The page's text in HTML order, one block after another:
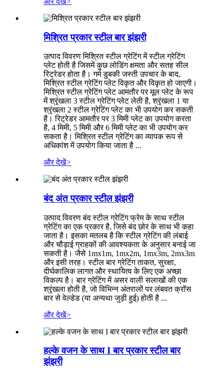
मिश्रित प्रकार स्टील बार झंझरी
उत्पाद विवरण मिश्रित स्टील ग्रेटिंग में स्टील ग्रेटिंग
प्लेट होती है जिसमें कुछ लोडिंग क्षमता और सतह सील
रिट्रेडर होता है। गर्म डुबकी जस्ती उपचार के बाद,
मिश्रित स्टील ग्रेटिंग प्लेट विकृत और विकृत हो जाएगी।
मिश्रित स्टील ग्रेटिंग प्लेट आमतौर पर मूल प्लेट के रूप
में श्रृंखला 3 स्टील ग्रेटिंग प्लेट लेती है, श्रृंखला 1 या
श्रृंखला 2 स्टील ग्रेटिंग प्लेट का भी उपयोग कर सकती
है। रिट्रेडर आमतौर पर 3 मिमी प्लेट का उपयोग करता
है, 4 मिमी, 5 मिमी और 6 मिमी प्लेट का भी उपयोग कर
सकता है। मिश्रित स्टील ग्रेटिंग का व्यापक रूप से
अधिकांश में उपयोग किया जाता है ...
और देखें>
बंद अंत प्रकार स्टील झंझरी
उत्पाद विवरण बंद स्टील ग्रेटिंग फ्रेम के साथ स्टील
ग्रेटिंग का एक प्रकार है, जिसे बंद छोर के साथ भी कहा
जाता है। इसका मतलब है कि स्टील ग्रेटिंग की लंबाई
और चौड़ाई ग्राहकों की आवश्यकता के अनुसार बनाई जा
सकती है। जैसे 1mx1m, 1mx2m, 1mx3m, 2mx3m
और इसी तरह। स्टील बार ग्रेटिंग ताकत, सुरक्षा,
दीर्घकालिक लागत और स्थायित्व के लिए एक अच्छा
विकल्प है। बार ग्रेटिंग में असर वाली सलाखों की एक
श्रृंखला होती है, जो विभिन्न अंतरालों पर लंबवत क्रॉस
बार से वेल्डेड (या अन्यथा जुड़ी हुई) होती है ...
और देखें>
हल्के वजन के साथ I बार प्रकार स्टील बार
झंझरी